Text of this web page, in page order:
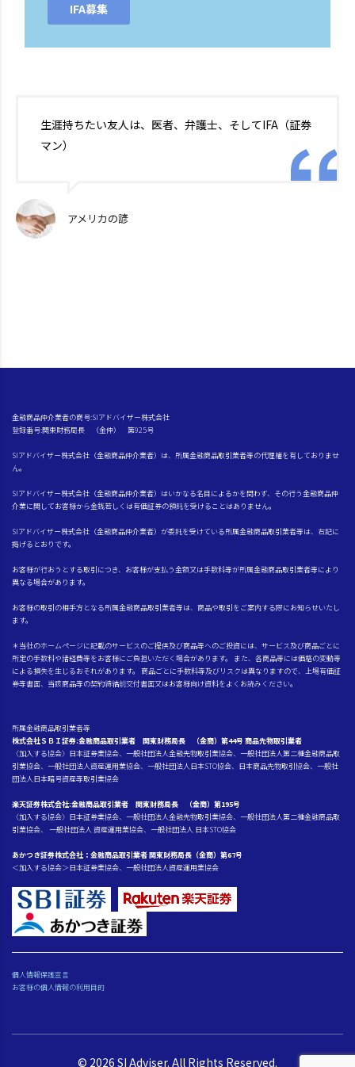
IFA募集
生涯持ちたい友人は、医者、弁護士、そしてIFA（証券
マン）
アメリカの諺
金融商品仲介業者の商号:SIアドバイザー株式会社
登録番号:関東財務局長 （金仲） 第925号
SIアドバイザー株式会社（金融商品仲介業者）は、所属金融商品取引業者等の代理権を有しておりませ
ん。
SIアドバイザー株式会社（金融商品仲介業者）はいかなる名目によるかを問わず、その行う金融商品仲
介業に関してお客様から金銭若しくは有価証券の預託を受けることはありません。
SIアドバイザー株式会社（金融商品仲介業者）が委託を受けている所属金融商品取引業者等は、右記に
掲げるとおりです。
お客様が行おうとする取引につき、お客様が支払う金額又は手数料等が所属金融商品取引業者等により
異なる場合があります。
お客様の取引の相手方となる所属金融商品取引業者等は、商品や取引をご案内する際にお知らせいたし
ます。
＊当社のホームページに記載のサービスのご提供及び商品等へのご投資には、サービス及び商品ごとに
所定の手数料や諸経費等をお客様にご負担いただく場合があります。 また、各商品等には価格の変動等
による損失を生じるおそれがあります。 商品ごとに手数料等及びリスクは異なりますので、上場有価証
券等書面、当該商品等の契約締結前交付書面又はお客様向け資料をよくお読みください。
所属金融商品取引業者等
株式会社ＳＢＩ証券:金融商品取引業者 関東財務局長 （金商）第44号 商品先物取引業者
〈加入する協会〉日本証券業協会、一般社団法人金融先物取引業協会、一般社団法人第二種金融商品取
引業協会、一般社団法人資産運用業協会、一般社団法人日本STO協会、日本商品先物取引協会、一般社
団法人日本暗号資産等取引業協会
楽天証券株式会社:金融商品取引業者 関東財務局長 （金商）第195号
〈加入する協会〉日本証券業協会、一般社団法人金融先物取引業協会、一般社団法人第二種金融商品取
引業協会、 一般社団法人 資産運用業協会、一般社団法人 日本STO協会
あかつき証券株式会社：金融商品取引業者 関東財務局長（金商）第67号
＜加入する協会＞日本証券業協会、一般社団法人資産運用業協会
個人情報保護宣言
お客様の個人情報の利用目的
© 2026 SI Adviser. All Rights Reserved.